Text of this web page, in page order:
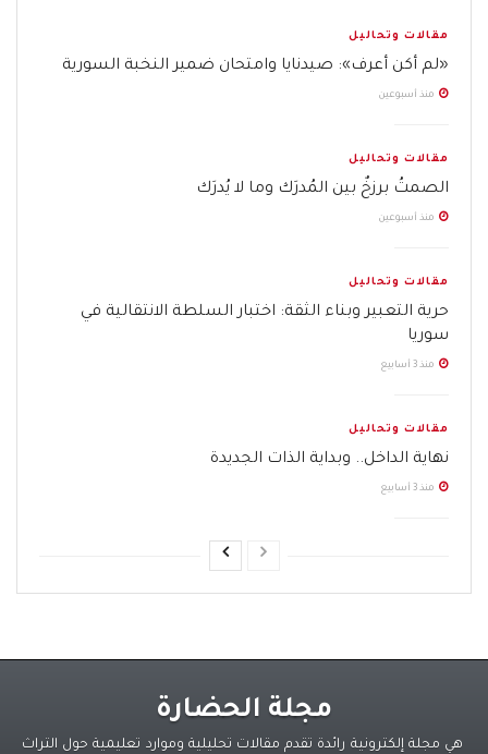
مقالات وتحاليل
«لم أكن أعرف»: صيدنايا وامتحان ضمير النخبة السورية
منذ أسبوعين
مقالات وتحاليل
الصمتُ برزخٌ بين المُدرَك وما لا يُدرَك
منذ أسبوعين
مقالات وتحاليل
حرية التعبير وبناء الثقة: اختبار السلطة الانتقالية في
سوريا
منذ 3 أسابيع
مقالات وتحاليل
نهاية الداخل.. وبداية الذات الجديدة
منذ 3 أسابيع
مجلة الحضارة
هي مجلة إلكترونية رائدة تقدم مقالات تحليلية وموارد تعليمية حول التراث